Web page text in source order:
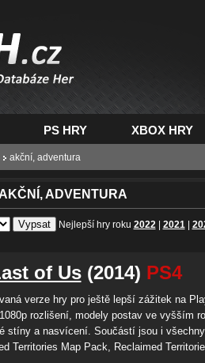
PC,
PS HRY XBOX HRY
akční, adventura
ADVENTURA
Nejlepší hry roku 2022| 2021|
of Us(2014) PS4
verze hry pro ještě lepší zážitek na
rozlišení, modely postav ve vyšším
stíny a nasvícení. Součástí jsou i
Territories Map Pack, Reclaimed